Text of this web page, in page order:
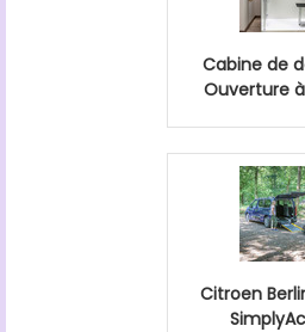
Cabine de
Ouverture
Citroen